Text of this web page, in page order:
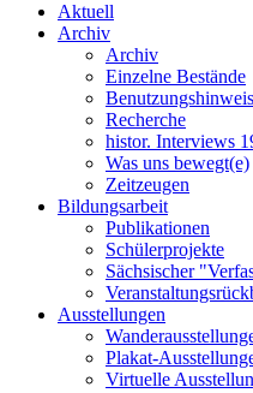
Aktuell
Archiv
Archiv
Einzelne Bestände
Recherche
histor. Interviews
Was uns bewegt(e)
Zeitzeugen
Bildungsarbeit
Publikationen
Schülerprojekte
Sächsischer
Ausstellungen
Plakat-
Virtuelle